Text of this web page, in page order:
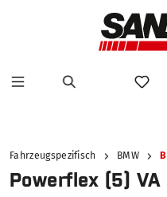
Fahrzeugspezifisch BMW
Powerflex (5)